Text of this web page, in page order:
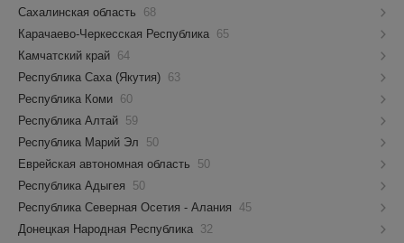
Сахалинская область
68
Карачаево-Черкесская Республика 65
Камчатский край 64
Республика Саха (Якутия) 63
Республика Коми 60
Республика Алтай 59
Республика Марий Эл
50
Еврейская автономная область
50
Республика Адыгея
50
Республика Северная Осетия - Алания 45
Донецкая Народная Республика 32